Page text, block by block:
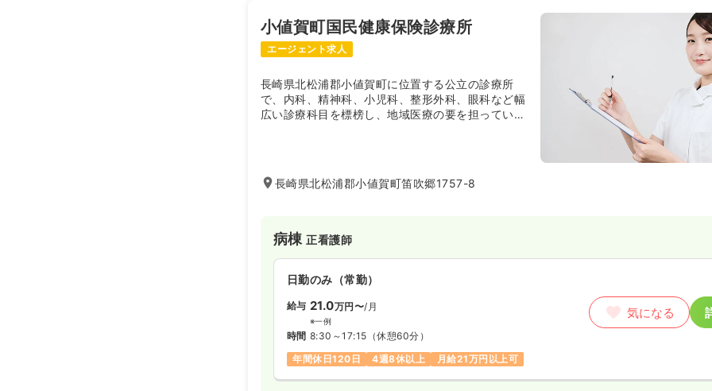
小値賀町国民健康保険診療所
エージェント求人
長崎県北松浦郡小値賀町に位置する公立の診療所
で、内科、精神科、小児科、整形外科、眼科など幅
広い診療科目を標榜し、地域医療の要を担っていま
療に情熱を持ち、幅広いスキルと知識を身につけた
い看護師の方に最適な環境です。
長崎県北松浦郡小値賀町笛吹郷1757-8
病棟正看護師
日勤のみ（常勤）
給与 21.0万円〜/月
※一例
時間 8:30～17:15 （休憩60分）
年間休日120日
4週8休以上 月給21万円以上可
気になる